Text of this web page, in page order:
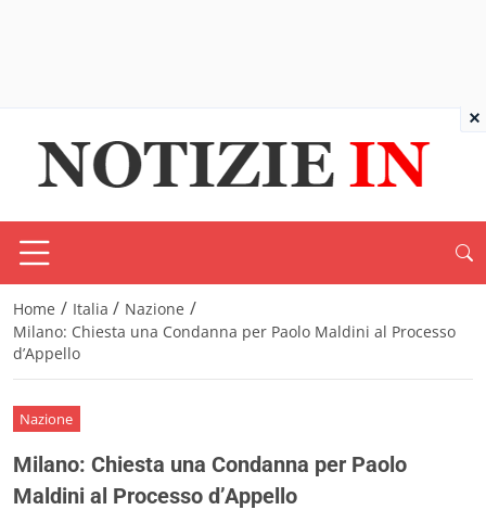
Home / Italia / Nazione /
Milano: Chiesta una Condanna per Paolo Maldini al Processo
d’Appello
Nazione
Milano: Chiesta una Condanna per Paolo
Maldini al Processo d’Appello
×